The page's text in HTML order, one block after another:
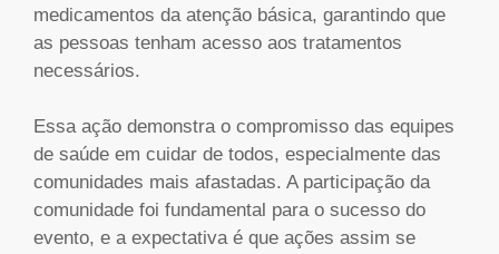
medicamentos da atenção básica, garantindo que
as pessoas tenham acesso aos tratamentos
necessários.
Essa ação demonstra o compromisso das equipes
de saúde em cuidar de todos, especialmente das
comunidades mais afastadas. A participação da
comunidade foi fundamental para o sucesso do
evento, e a expectativa é que ações assim se